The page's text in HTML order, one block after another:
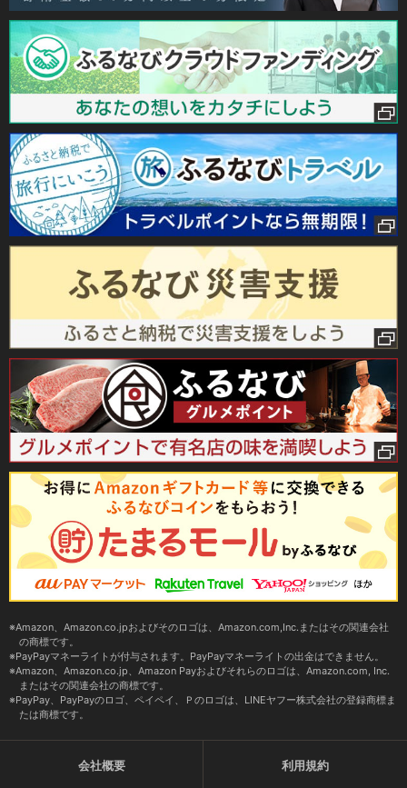
Amazon、Amazon.co.jpおよびそのロゴは、Amazon.com,Inc.またはその関連会社
の商標です。
PayPayマネーライトが付与されます。PayPayマネーライトの出金はできません。
Amazon、Amazon.co.jp、Amazon Payおよびそれらのロゴは、Amazon.com, Inc.
またはその関連会社の商標です。
PayPay、PayPayのロゴ、ペイペイ、Ｐのロゴは、LINEヤフー株式会社の登録商標ま
たは商標です。
会社概要 利用規約